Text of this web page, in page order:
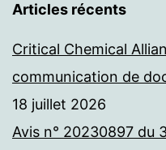
Articles récents
Critical Chemical
communication de
18 juillet 2026
Avis n° 20230897 du